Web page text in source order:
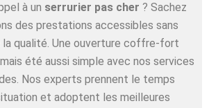
à un serrurier pas cher ? Sachez
des prestations accessibles sans
qualité. Une ouverture coffre-fort
été aussi simple avec nos services
Nos experts prennent le temps
et adoptent les meilleures